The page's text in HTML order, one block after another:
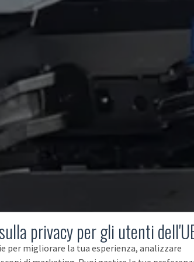
privacy per gli utenti
per migliorare la tua esperienza, analizzare